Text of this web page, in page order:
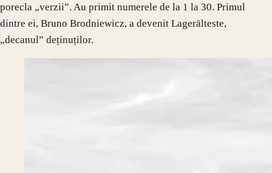
porecla „verzii”. Au primit numerele de la 1 la 30. Primul
dintre ei, Bruno Brodniewicz, a devenit Lagerälteste,
„decanul” deținuților.